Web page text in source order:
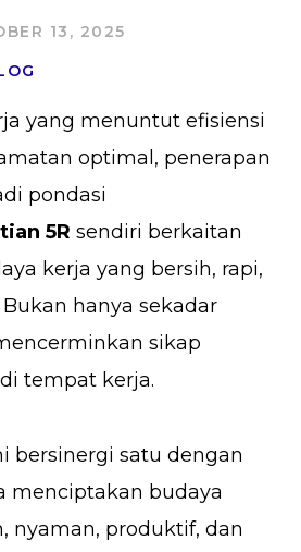
13, 2025
yang menuntut efisiensi
optimal, penerapan
pondasi
5R sendiri berkaitan
kerja yang bersih, rapi,
hanya sekadar
sikap
tempat kerja.
bersinergi satu dengan
menciptakan budaya
nyaman, produktif, dan